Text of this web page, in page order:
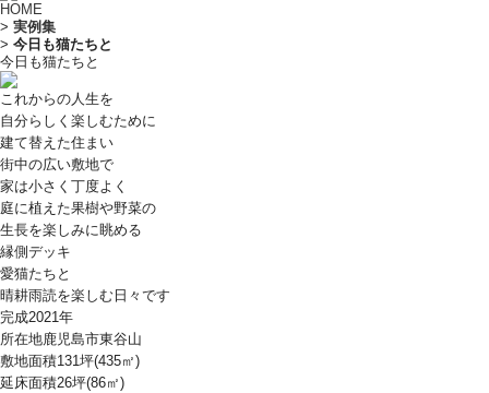
HOME
> 実例集
> 今日も猫たちと
今日も猫たちと
これからの人生を
自分らしく楽しむために
建て替えた住まい
街中の広い敷地で
家は小さく丁度よく
庭に植えた果樹や野菜の
生長を楽しみに眺める
縁側デッキ
愛猫たちと
晴耕雨読を楽しむ日々です
完成2021年
所在地鹿児島市東谷山
敷地面積131坪(435㎡)
延床面積26坪(86㎡)